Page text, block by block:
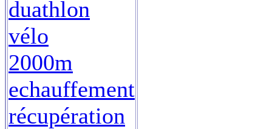
duathlon
vélo
2000m
echauffement
récupération